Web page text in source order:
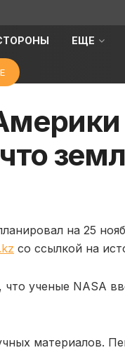
ЕЩЕ
на 25
со ссылкой на
ученые NASA
материалов.